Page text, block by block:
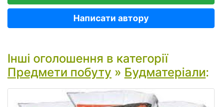
Написати автору
Інші оголошення в категорії
Предмети побуту » Будматеріали: